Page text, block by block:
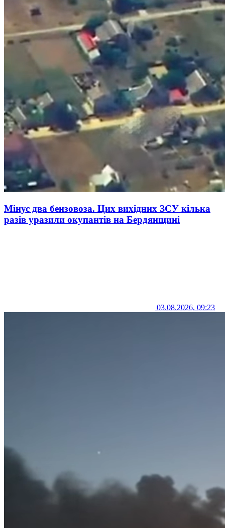
Мінус два бензовоза. Цих вихідних ЗСУ кілька
разів уразили окупантів на Бердянщині
03.08.2026, 09:23